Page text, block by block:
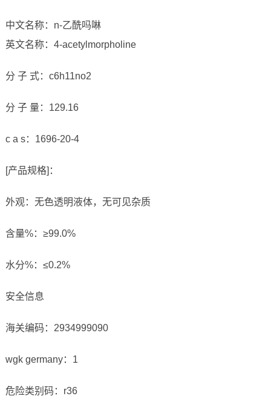
中文名称：n-乙酰吗啉
英文名称：4-acetylmorpholine
分 子 式：c6h11no2
分 子 量：129.16
c a s：1696-20-4
[产品规格]：
外观：无色透明液体，无可见杂质
含量%：≥99.0%
水分%：≤0.2%
安全信息
海关编码：2934999090
wgk germany：1
危险类别码：r36